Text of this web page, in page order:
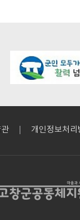
https://
개인정보처리